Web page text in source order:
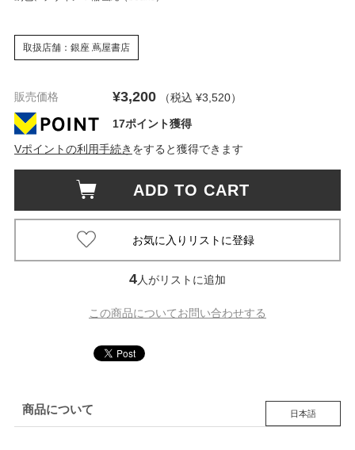
取扱店舗：銀座 蔦屋書店
販売価格 ¥3,200 （税込 ¥3,520）
17ポイント獲得
Vポイントの利用手続き をすると獲得できます
ADD TO CART
4人がリストに追加
この商品についてお問い合わせする
商品について 日本語